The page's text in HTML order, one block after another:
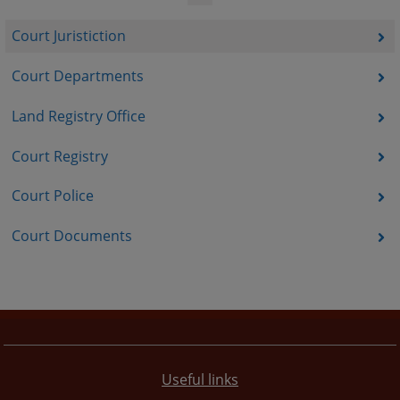
Court Juristiction
Court Departments
Land Registry Office
Court Registry
Court Police
Court Documents
Useful links